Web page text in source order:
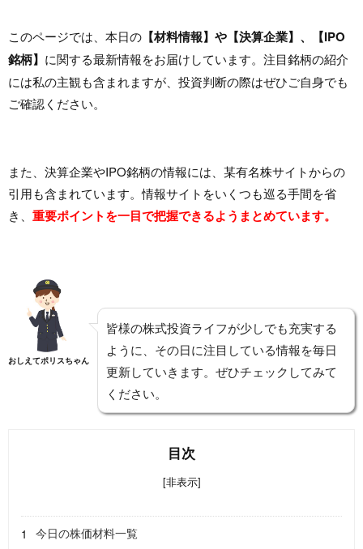
このページでは、本日の 【材料情報】や【決算企業】、【IPO
銘柄】 に関する最新情報をお届けしています。注目銘柄の紹介
には私の主観も含まれますが、投資判断の際はぜひご自身でも
ご確認ください。
また、決算企業やIPO銘柄の情報には、某有名株サイトからの
引用も含まれています。情報サイトをいくつも巡る手間を省
き、 重要ポイントを一目で把握できるようまとめています。
おしえてポリスちゃん
皆様の株式投資ライフが少しでも充実する
ように、その日に注目している情報を毎日
更新していきます。ぜひチェックしてみて
ください。
目次
[非表示]
今日の株価材料一覧